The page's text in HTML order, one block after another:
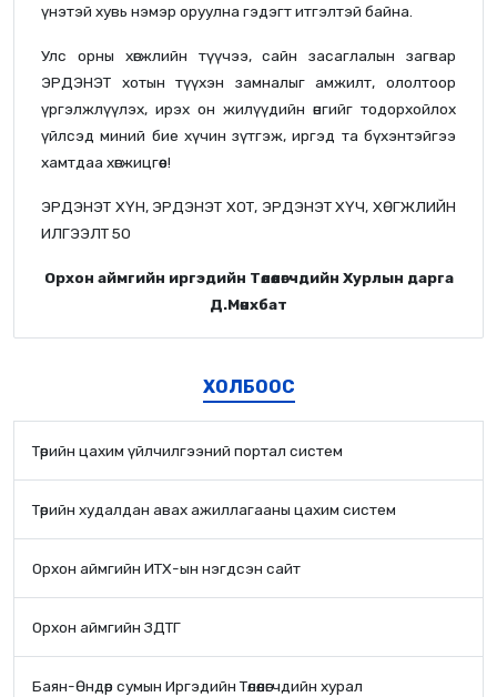
үнэтэй хувь нэмэр оруулна гэдэгт итгэлтэй байна.
Улс орны хөгжлийн түүчээ, сайн засаглалын загвар
ЭРДЭНЭТ хотын түүхэн замналыг амжилт, ололтоор
үргэлжлүүлэх, ирэх он жилүүдийн өнгийг тодорхойлох
үйлсэд миний бие хүчин зүтгэж, иргэд та бүхэнтэйгээ
хамтдаа хөгжицгөөе!
ЭРДЭНЭТ ХҮН, ЭРДЭНЭТ ХОТ, ЭРДЭНЭТ ХҮЧ, ХӨГЖЛИЙН
ИЛГЭЭЛТ 50
Орхон аймгийн иргэдийн Төлөөлөгчдийн Хурлын дарга
Д.Мөнхбат
ХОЛБООС
Төрийн цахим үйлчилгээний портал систем
Төрийн худалдан авах ажиллагааны цахим систем
Орхон аймгийн ИТХ-ын нэгдсэн сайт
Орхон аймгийн ЗДТГ
Баян-Өндөр сумын Иргэдийн Төлөөлөгчдийн хурал